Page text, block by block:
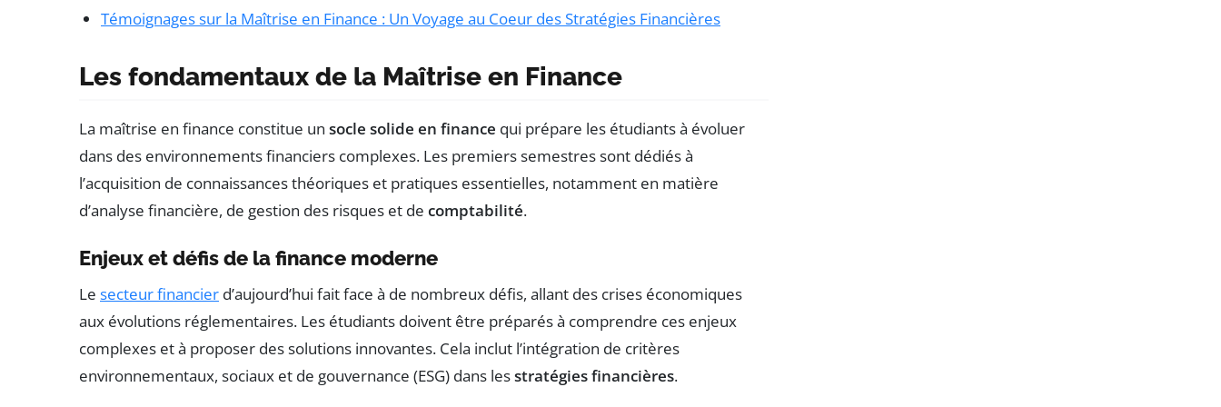
Témoignages sur la Maîtrise en Finance : Un Voyage au Coeur des Stratégies Financières
Les fondamentaux de la Maîtrise en Finance
La maîtrise en finance constitue un socle solide en finance qui prépare les étudiants à évoluer
dans des environnements financiers complexes. Les premiers semestres sont dédiés à
l’acquisition de connaissances théoriques et pratiques essentielles, notamment en matière
d’analyse financière, de gestion des risques et de comptabilité.
Enjeux et défis de la finance moderne
Le secteur financier d’aujourd’hui fait face à de nombreux défis, allant des crises économiques
aux évolutions réglementaires. Les étudiants doivent être préparés à comprendre ces enjeux
complexes et à proposer des solutions innovantes. Cela inclut l’intégration de critères
environnementaux, sociaux et de gouvernance (ESG) dans lesstratégies financières.